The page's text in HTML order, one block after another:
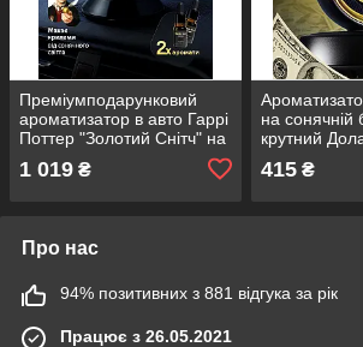
Преміумподарунковий
ароматизатор в авто Гаррі
Поттер "Золотий Снітч" на
ароматами
1 019 ₴
на сонячній
крутний
освіжувач
415₴
Про нас
94% позитивних з 881 відгука за рік
Працює з 26.05.2021